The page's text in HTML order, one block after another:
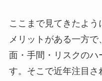
ここまで見てきたよ
メリットがある一方
面・手間・リスクの
す。そこで近年注目さ